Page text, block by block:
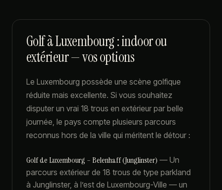
Golf à Luxembourg : indoor ou
extérieur — vos options
Le Luxembourg possède une scène golfique
réduite mais excellente. Si vous souhaitez
disputer un vrai 18 trous en extérieur par belle
journée, le pays compte plusieurs parcours
reconnus hors de la ville qui méritent le détour :
Golf de Luxembourg – Belenhaff (Junglinster) — Un
parcours extérieur de 18 trous de type parkland
à Junglinster, à l’est de Luxembourg-Ville — un